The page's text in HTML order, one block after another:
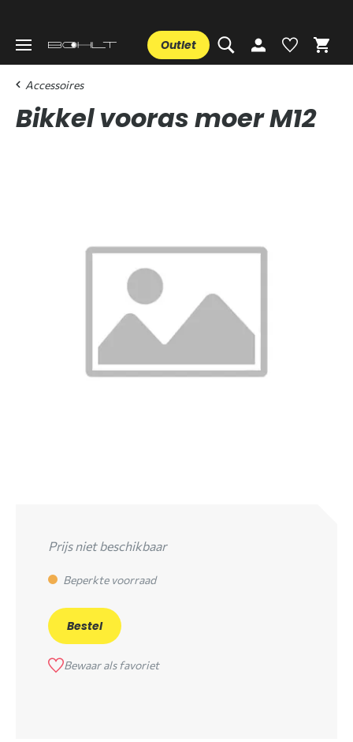
Outlet
Accessoires
Bikkel vooras moer M12
Prijs niet beschikbaar
Beperkte voorraad
Bestel
Bewaar als favoriet